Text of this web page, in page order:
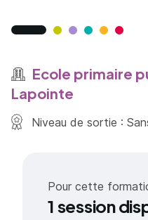
Ecole primaire
Lapointe
Niveau de sortie :
Pour cette
1 session